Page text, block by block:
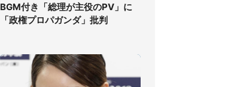
BGM付き「総理が主役のPV」に
「政権プロパガンダ」批判